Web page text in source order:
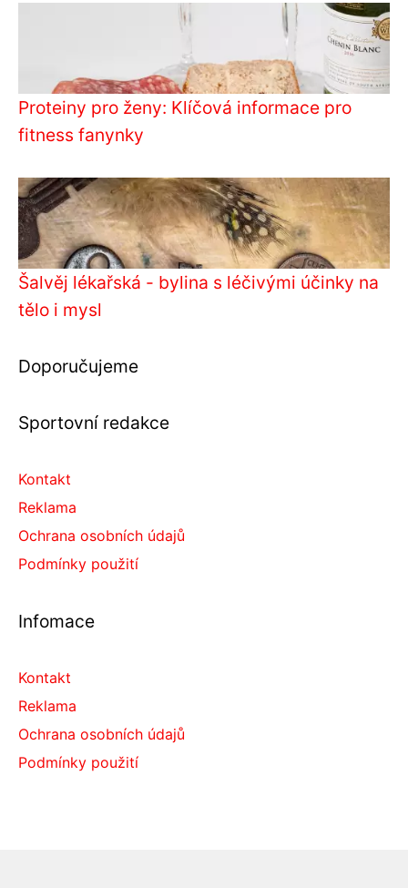
Proteiny pro ženy: Klíčová informace pro
fitness fanynky
Šalvěj lékařská - bylina s léčivými účinky na
tělo i mysl
Doporučujeme
Sportovní redakce
Kontakt
Reklama
Ochrana osobních údajů
Podmínky použití
Infomace
Kontakt
Reklama
Ochrana osobních údajů
Podmínky použití